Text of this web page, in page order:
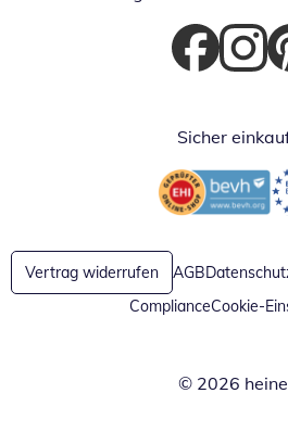
Öffnet inÖffnet
Sicher
Öffnet in neuem
Vertrag widerrufen AGB
ComplianceCookie-
© 2026 heine